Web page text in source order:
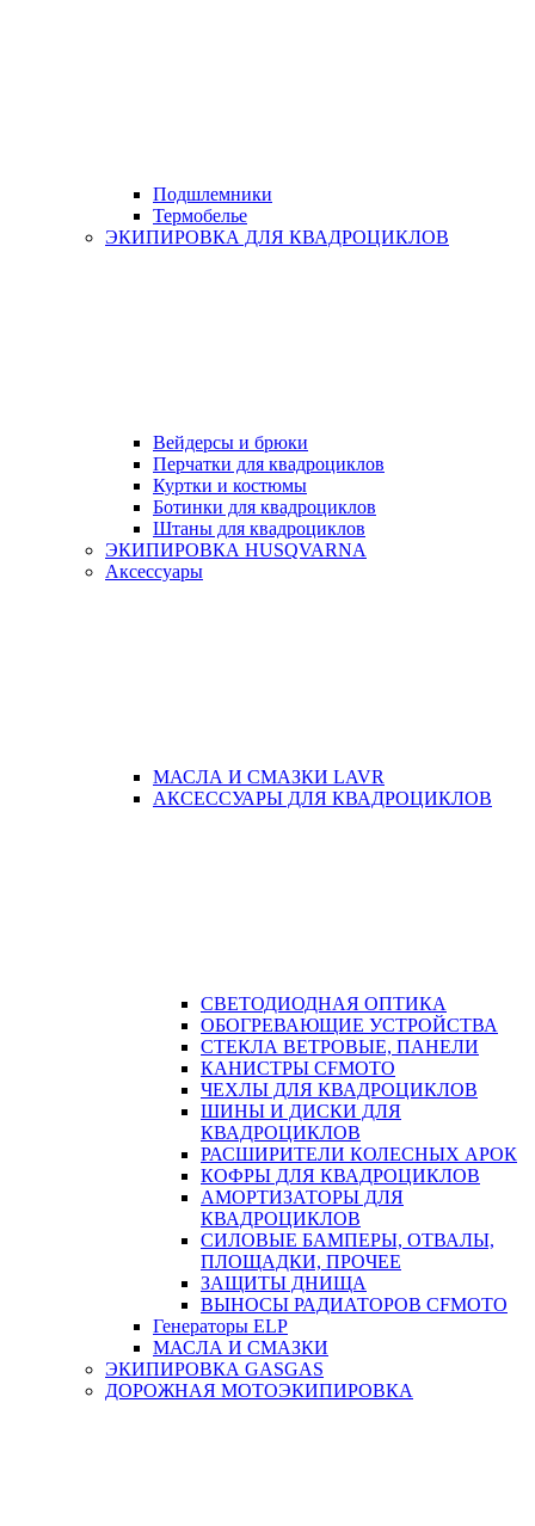
Подшлемники
Термобелье
ЭКИПИРОВКА ДЛЯ КВАДРОЦИКЛОВ
Вейдерсы и брюки
Перчатки для квадроциклов
Куртки и костюмы
Ботинки для квадроциклов
Штаны для квадроциклов
ЭКИПИРОВКА HUSQVARNA
Аксессуары
МАСЛА И СМАЗКИ LAVR
АКСЕССУАРЫ ДЛЯ КВАДРОЦИКЛОВ
СВЕТОДИОДНАЯ ОПТИКА
ОБОГРЕВАЮЩИЕ УСТРОЙСТВА
СТЕКЛА ВЕТРОВЫЕ, ПАНЕЛИ
КАНИСТРЫ CFMOTO
ЧЕХЛЫ ДЛЯ КВАДРОЦИКЛОВ
ШИНЫ И ДИСКИ ДЛЯ
КВАДРОЦИКЛОВ
РАСШИРИТЕЛИ КОЛЕСНЫХ АРОК
КОФРЫ ДЛЯ КВАДРОЦИКЛОВ
АМОРТИЗАТОРЫ ДЛЯ
КВАДРОЦИКЛОВ
СИЛОВЫЕ БАМПЕРЫ, ОТВАЛЫ,
ПЛОЩАДКИ, ПРОЧЕЕ
ЗАЩИТЫ ДНИЩА
ВЫНОСЫ РАДИАТОРОВ CFMOTO
Генераторы ELP
МАСЛА И СМАЗКИ
ЭКИПИРОВКА GASGAS
ДОРОЖНАЯ МОТОЭКИПИРОВКА